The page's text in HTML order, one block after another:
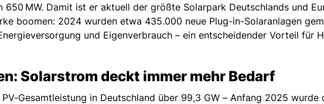
MW. Damit ist er aktuell der größte Solarpark Deutschlands und
boomen: 2024 wurden etwa 435.000 neue Plug-in-Solaranlagen
und Eigenverbrauch – ein entscheidender Vorteil für
Solarstrom deckt immer mehr Bedarf
Gesamtleistung in Deutschland über 99,3 GW – Anfang 2025 wurde